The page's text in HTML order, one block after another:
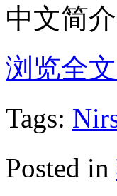
中文简
浏览全
Tags:
Posted in